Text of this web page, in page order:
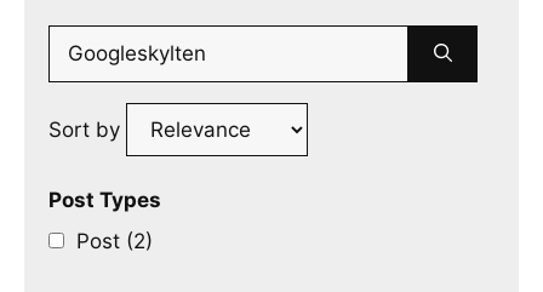
Search
Sort by
Post Types
Post (2)